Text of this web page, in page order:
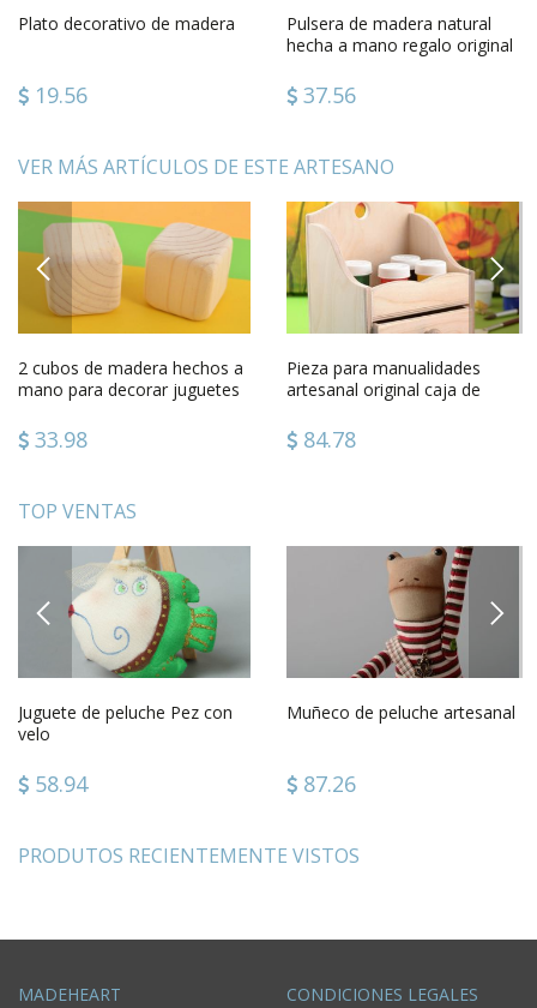
Plato decorativo de madera
19.56
Pulsera de madera natural
hecha a mano regalo original
37.56
VER MÁS ARTÍCULOS DE ESTE ARTESANO
PREVIOUS
2 cubos de madera hechos a
mano para decorar juguetes
33.98
Pieza para manualidades
artesanal original caja de
84.78
NEXT
TOP VENTAS
PREVIOUS
Juguete de peluche Pez con
velo
58.94
Muñeco de peluche artesanal
87.26
NEXT
PRODUTOS RECIENTEMENTE VISTOS
MADEHEART CONDICIONES LEGALES